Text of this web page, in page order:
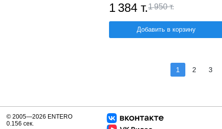
1 384 т.1 950 т.
Добавить в корзину
1 2 3
© 2005—2026 ENTERO
0.156 сек.